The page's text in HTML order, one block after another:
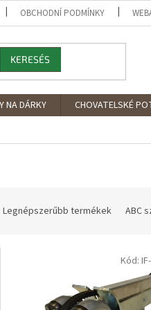
OBCHODNÍ PODMÍNKY
KERESÉS
NA DÁRKY CHOVATELSKÉ
Legnépszerűbb termékek ABC
Kód: